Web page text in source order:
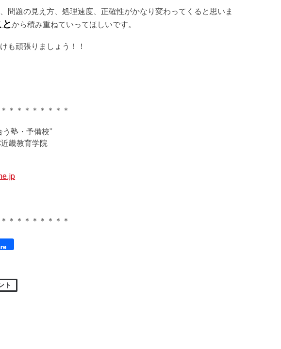
問題の見え方、処理速度、正確性がかなり変わってくると思いま
とから積み重ねていってほしいです。
も頑張りましょう！！
＊＊＊＊＊＊＊＊
う塾・予備校”
畿教育学院
＊＊＊＊＊＊＊＊
ト